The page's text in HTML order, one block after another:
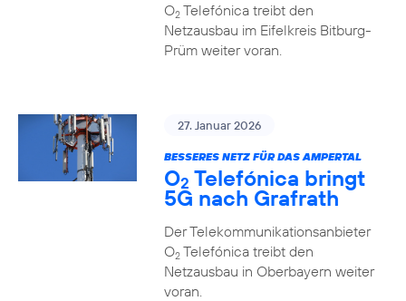
O2Telefónica treibt den
Netzausbau im Eifelkreis Bitburg-
Prüm weiter voran.
27. Januar 2026
BESSERES NETZ FÜR DAS AMPERTAL
O2 Telefónica bringt
5G nach Grafrath
Der Telekommunikationsanbieter
O2Telefónica treibt den
Netzausbau in Oberbayern weiter
voran.